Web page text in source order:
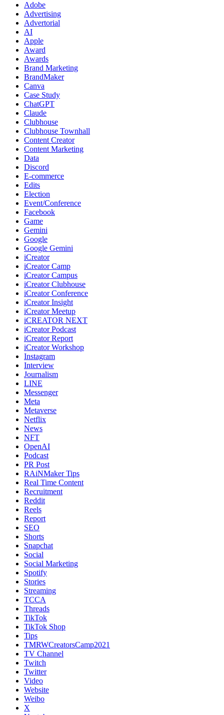
Adobe
Advertising
Advertorial
AI
Apple
Award
Awards
Brand Marketing
BrandMaker
Canva
Case Study
ChatGPT
Claude
Clubhouse
Clubhouse Townhall
Content Creator
Content Marketing
Data
Discord
E-commerce
Edits
Election
Event/Conference
Facebook
Game
Gemini
Google
Google Gemini
iCreator
iCreator Camp
iCreator Campus
iCreator Clubhouse
iCreator Conference
iCreator Insight
iCreator Meetup
iCREATOR NEXT
iCreator Podcast
iCreator Report
iCreator Workshop
Instagram
Interview
Journalism
LINE
Messenger
Meta
Metaverse
Netflix
News
NFT
OpenAI
Podcast
PR Post
RAiNMaker Tips
Real Time Content
Recruitment
Reddit
Reels
Report
SEO
Shorts
Snapchat
Social
Social Marketing
Spotify
Stories
Streaming
TCCA
Threads
TikTok
TikTok Shop
Tips
TMRWCreatorsCamp2021
TV Channel
Twitch
Twitter
Video
Website
Weibo
X